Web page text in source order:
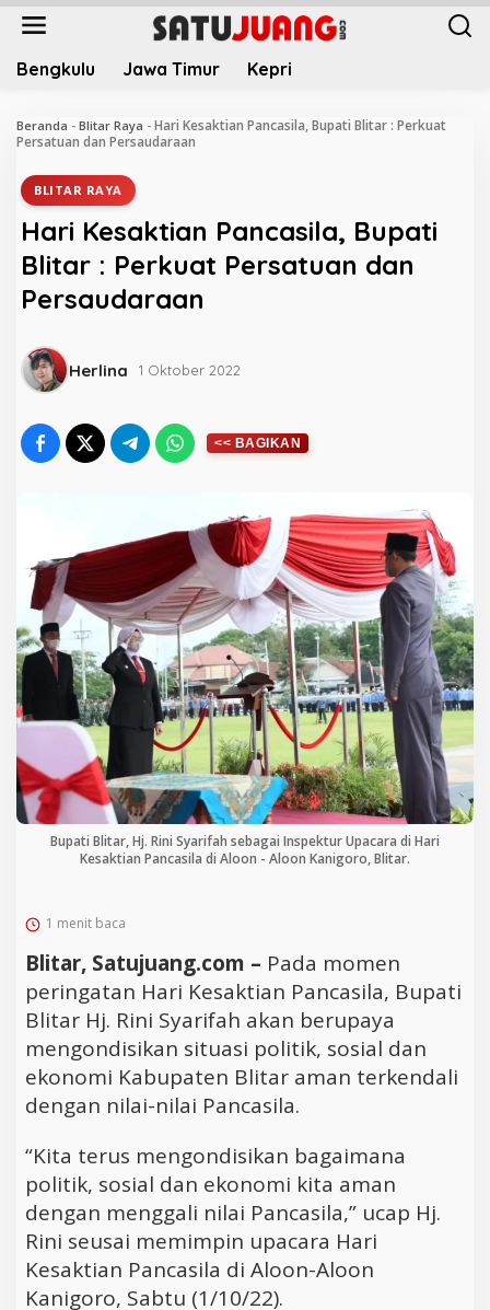
L
Bengkulu Jawa Timur Kepri
Beranda - Blitar Raya - Hari Kesaktian Pancasila, Bupati Blitar : Perkuat
Persatuan dan Persaudaraan
BLITAR RAYA
Hari Kesaktian Pancasila, Bupati
Blitar : Perkuat Persatuan dan
Persaudaraan
Herlina 1 Oktober 2022
Bupati Blitar, Hj. Rini Syarifah sebagai Inspektur Upacara di Hari
Kesaktian Pancasila di Aloon - Aloon Kanigoro, Blitar.
1 menit baca
Blitar, Satujuang.com – Pada momen
peringatan Hari Kesaktian Pancasila, Bupati
Blitar Hj. Rini Syarifah akan berupaya
mengondisikan situasi politik, sosial dan
ekonomi Kabupaten Blitar aman terkendali
dengan nilai-nilai Pancasila.
“Kita terus mengondisikan bagaimana
politik, sosial dan ekonomi kita aman
dengan menggali nilai Pancasila,” ucap Hj.
Rini seusai memimpin upacara Hari
Kesaktian Pancasila di Aloon-Aloon
Kanigoro, Sabtu (1/10/22).